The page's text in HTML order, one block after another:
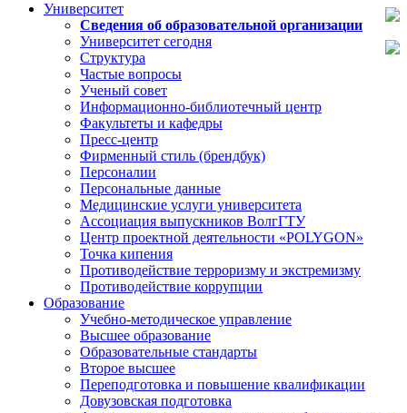
Университет
Сведения об образовательной организации
Университет сегодня
Структура
Частые вопросы
Ученый совет
Информационно-библиотечный центр
Факультеты и кафедры
Пресс-центр
Фирменный стиль (брендбук)
Персоналии
Персональные данные
Медицинские услуги университета
Ассоциация выпускников ВолгГТУ
Центр проектной деятельности «POLYGON»
Точка кипения
Противодействие терроризму и экстремизму
Противодействие коррупции
Образование
Учебно-методическое управление
Высшее образование
Образовательные стандарты
Второе высшее
Переподготовка и повышение квалификации
Довузовская подготовка